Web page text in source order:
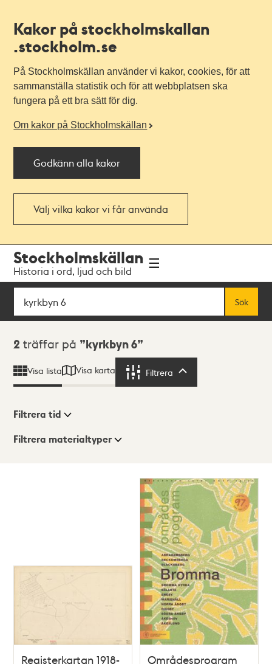
Kakor på stockholmskallan
.stockholm.se
På Stockholmskällan använder vi kakor, cookies, för att
sammanställa statistik och för att webbplatsen ska
fungera på ett bra sätt för dig.
Om kakor på Stockholmskällan
Godkänn alla kakor
Välj vilka kakor vi får använda
navigationen
huvudinnehållet
Stockholmskällan
Historia i ord, ljud och bild
Sök
Sök
Sökresultat
2 träffar på kyrkbyn 6
Visa lista Visa karta Filtrera
Visningsläge
Filtrera tid
Filtrera materialtyper
Registerkartan 1918-
Områdesprogram